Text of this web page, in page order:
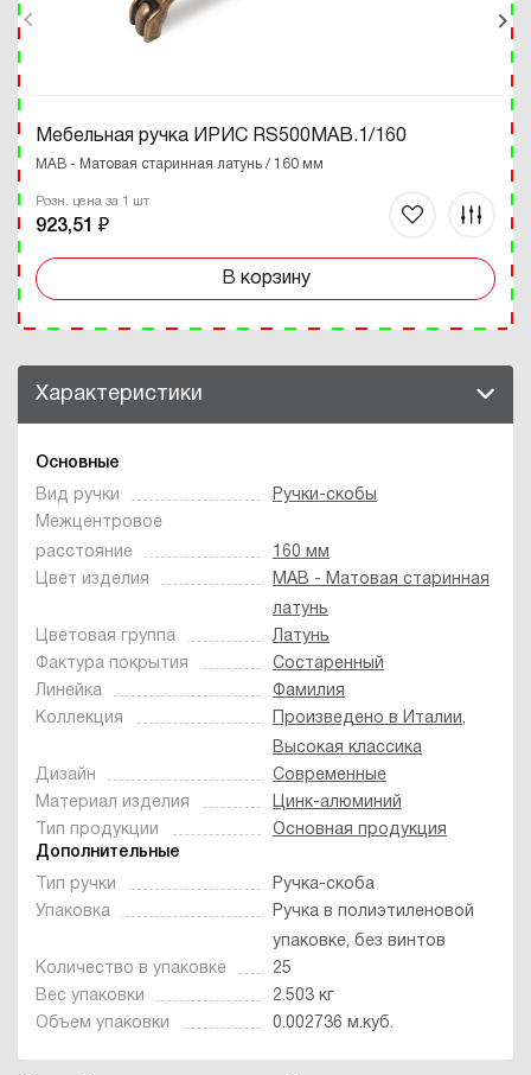
Мебельная ручка ИРИС RS500MAB.1/160
MAB - Матовая старинная латунь / 160 мм
Розн. цена за 1 шт
923,51 ₽
В корзину
Характеристики
Основные
Вид ручки
Ручки-скобы
Межцентровое
расстояние
160 мм
Цвет изделия
MAB - Матовая старинная
латунь
Цветовая группа
Латунь
Фактура покрытия
Состаренный
Линейка
Фамилия
Коллекция
Произведено в Италии,
Высокая классика
Дизайн
Современные
Материал изделия
Цинк-алюминий
Тип продукции
Основная продукция
Дополнительные
Тип ручки
Ручка-скоба
Упаковка
Ручка в полиэтиленовой
упаковке, без винтов
Количество в упаковке
25
Вес упаковки
2.503 кг
Объем упаковки
0.002736 м.куб.